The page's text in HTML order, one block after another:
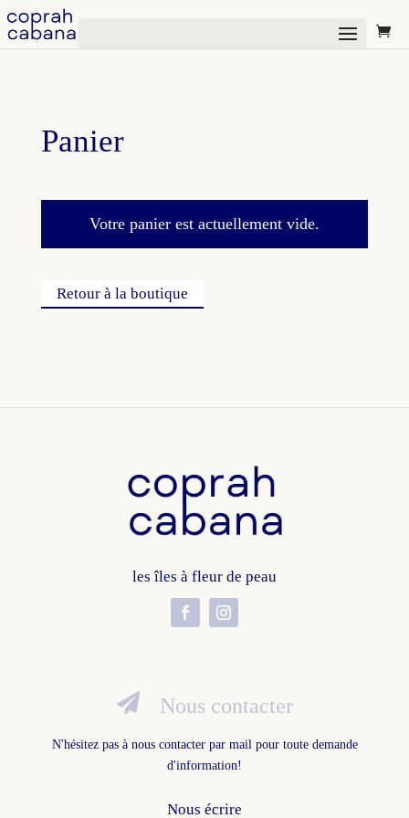
Panier
Votre panier est actuellement vide.
Retour à la boutique
les îles à fleur de peau
 Nous contacter
N'hésitez pas à nous contacter par mail pour toute demande
d'information!
Nous écrire